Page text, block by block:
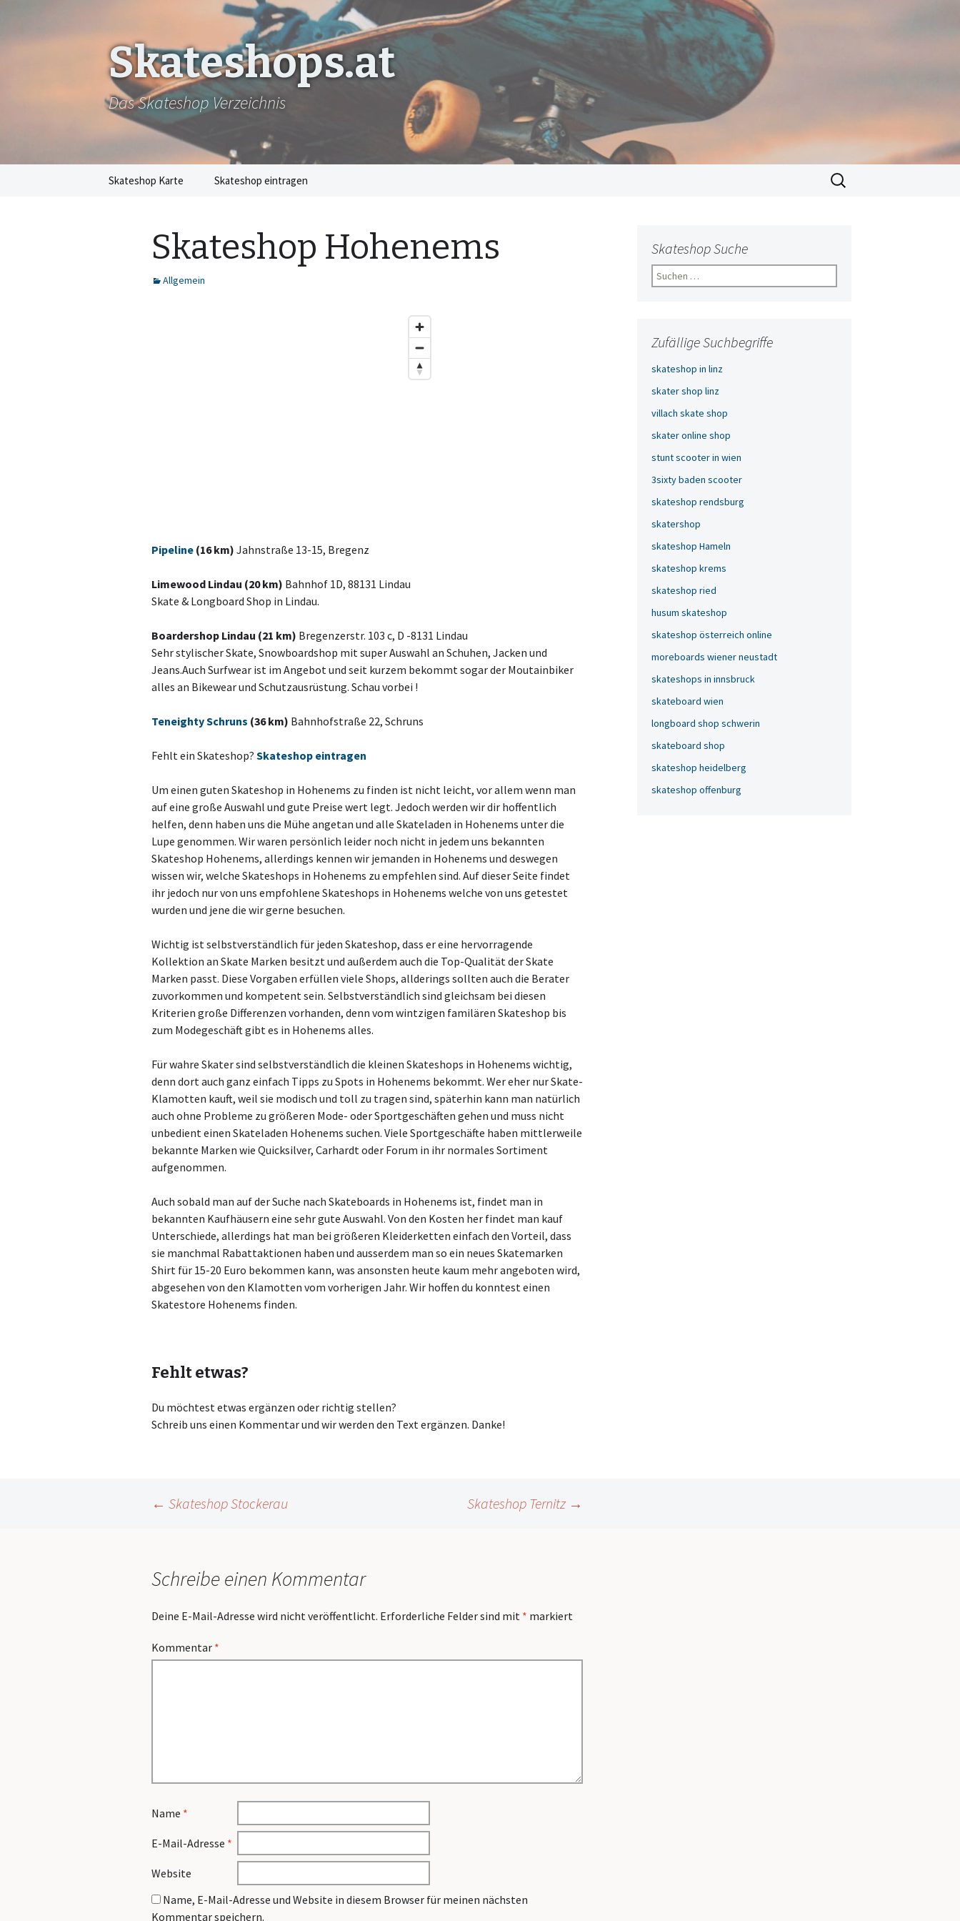
Skateshops.at
Das Skateshop Verzeichnis
Skateshop Karte Skateshop eintragen
Suchen
nach:
Skateshop Hohenems
Allgemein
Pipeline (16 km) Jahnstraße 13-15, Bregenz
Limewood Lindau (20 km) Bahnhof 1D, 88131 Lindau
Skate & Longboard Shop in Lindau.
Boardershop Lindau (21 km) Bregenzerstr. 103 c, D -8131 Lindau
Sehr stylischer Skate, Snowboardshop mit super Auswahl an Schuhen, Jacken und
Jeans.Auch Surfwear ist im Angebot und seit kurzem bekommt sogar der Moutainbiker
alles an Bikewear und Schutzausrüstung. Schau vorbei !
Teneighty Schruns (36 km) Bahnhofstraße 22, Schruns
Fehlt ein Skateshop? Skateshop eintragen
Um einen guten Skateshop in Hohenems zu finden ist nicht leicht, vor allem wenn man
auf eine große Auswahl und gute Preise wert legt. Jedoch werden wir dir hoffentlich
helfen, denn haben uns die Mühe angetan und alle Skateladen in Hohenems unter die
Lupe genommen. Wir waren persönlich leider noch nicht in jedem uns bekannten
Skateshop Hohenems, allerdings kennen wir jemanden in Hohenems und deswegen
wissen wir, welche Skateshops in Hohenems zu empfehlen sind. Auf dieser Seite findet
ihr jedoch nur von uns empfohlene Skateshops in Hohenems welche von uns getestet
wurden und jene die wir gerne besuchen.
Wichtig ist selbstverständlich für jeden Skateshop, dass er eine hervorragende
Kollektion an Skate Marken besitzt und außerdem auch die Top-Qualität der Skate
Marken passt. Diese Vorgaben erfüllen viele Shops, allderings sollten auch die Berater
zuvorkommen und kompetent sein. Selbstverständlich sind gleichsam bei diesen
Kriterien große Differenzen vorhanden, denn vom wintzigen familären Skateshop bis
zum Modegeschäft gibt es in Hohenems alles.
Für wahre Skater sind selbstverständlich die kleinen Skateshops in Hohenems wichtig,
denn dort auch ganz einfach Tipps zu Spots in Hohenems bekommt. Wer eher nur Skate-
Klamotten kauft, weil sie modisch und toll zu tragen sind, späterhin kann man natürlich
auch ohne Probleme zu größeren Mode- oder Sportgeschäften gehen und muss nicht
unbedient einen Skateladen Hohenems suchen. Viele Sportgeschäfte haben mittlerweile
bekannte Marken wie Quicksilver, Carhardt oder Forum in ihr normales Sortiment
aufgenommen.
Auch sobald man auf der Suche nach Skateboards in Hohenems ist, findet man in
bekannten Kaufhäusern eine sehr gute Auswahl. Von den Kosten her findet man kauf
Unterschiede, allerdings hat man bei größeren Kleiderketten einfach den Vorteil, dass
sie manchmal Rabattaktionen haben und ausserdem man so ein neues Skatemarken
Shirt für 15-20 Euro bekommen kann, was ansonsten heute kaum mehr angeboten wird,
abgesehen von den Klamotten vom vorherigen Jahr. Wir hoffen du konntest einen
Skatestore Hohenems finden.
Fehlt etwas?
Du möchtest etwas ergänzen oder richtig stellen?
Schreib uns einen Kommentar und wir werden den Text ergänzen. Danke!
Beitragsnavigation
← Skateshop Stockerau Skateshop Ternitz →
Schreibe einen Kommentar
Deine E-Mail-Adresse wird nicht veröffentlicht. Erforderliche Felder sind mit * markiert
Kommentar *
Name *
E-Mail-Adresse *
Website
Name, E-Mail-Adresse und Website in diesem Browser für meinen nächsten
Kommentar speichern.
Skateshop Suche
Suchen
nach:
Zufällige Suchbegriffe
skateshop in linz
skater shop linz
villach skate shop
skater online shop
stunt scooter in wien
3sixty baden scooter
skateshop rendsburg
skatershop
skateshop Hameln
skateshop krems
skateshop ried
husum skateshop
skateshop österreich online
moreboards wiener neustadt
skateshops in innsbruck
skateboard wien
longboard shop schwerin
skateboard shop
skateshop heidelberg
skateshop offenburg